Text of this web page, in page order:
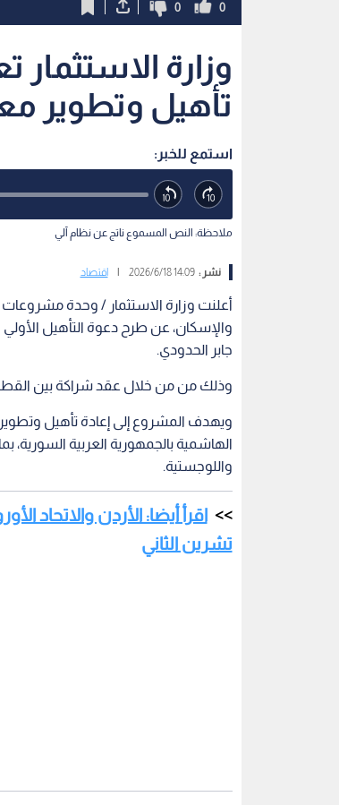
0
0
وزارة
تأهيل وتطوير
استمع للخبر:
ملاحظة: النص المسموع ناتج عن نظام آلي
نشر :14:09 2026/6/18 اقتصاد
أعلنت وزارة الاستثمار / وحدة مشروعات
جابر الحدودي.
وذلك من من خلال عقد شراكة بين
ويهدف المشروع إلى إعادة تأهيل وتطوير
الهاشمية بالجمهورية العربية السورية،
واللوجستية.
اقرأ أيضا: الأردن والاتحاد
تشرين الثاني